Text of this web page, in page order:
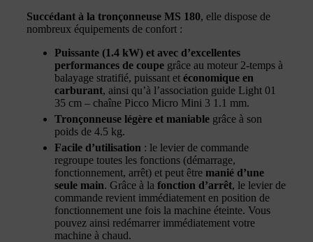
Succédant à la tronçonneuse MS 180, elle dispose de
nombreux équipements de confort :
Puissante (1.4 kW) et avec d’excellentes
performances de coupe grâce au moteur 2-temps à
balayage stratifié, puissant et économique en
carburant, ainsi qu’à l’association guide Light 01
35 cm – chaîne Picco Micro Mini 3 1.1 mm.
Tronçonneuse légère et maniable grâce à son
poids de 4.5 kg.
Facile d’utilisation : le levier de commande
regroupe toutes les fonctions (démarrage,
fonctionnement, arrêt) et peut être manié d’une
seule main. Grâce à la fonction d’arrêt, le levier de
commande revient immédiatement en position de
fonctionnement une fois la machine éteinte. Vous
pouvez ainsi redémarrer immédiatement votre
machine à chaud.